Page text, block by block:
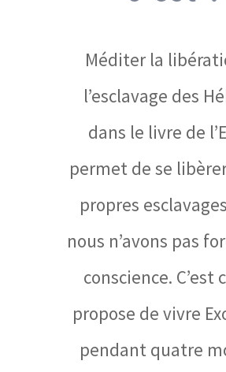
Méditer la
l’esclavage des
dans le livre de
permet de se
propres
nous n’avons pas
conscience. C’est
propose de vivre
pendant quatre